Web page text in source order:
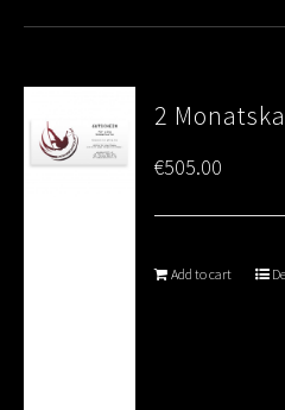
2
€505.00
Add to cart